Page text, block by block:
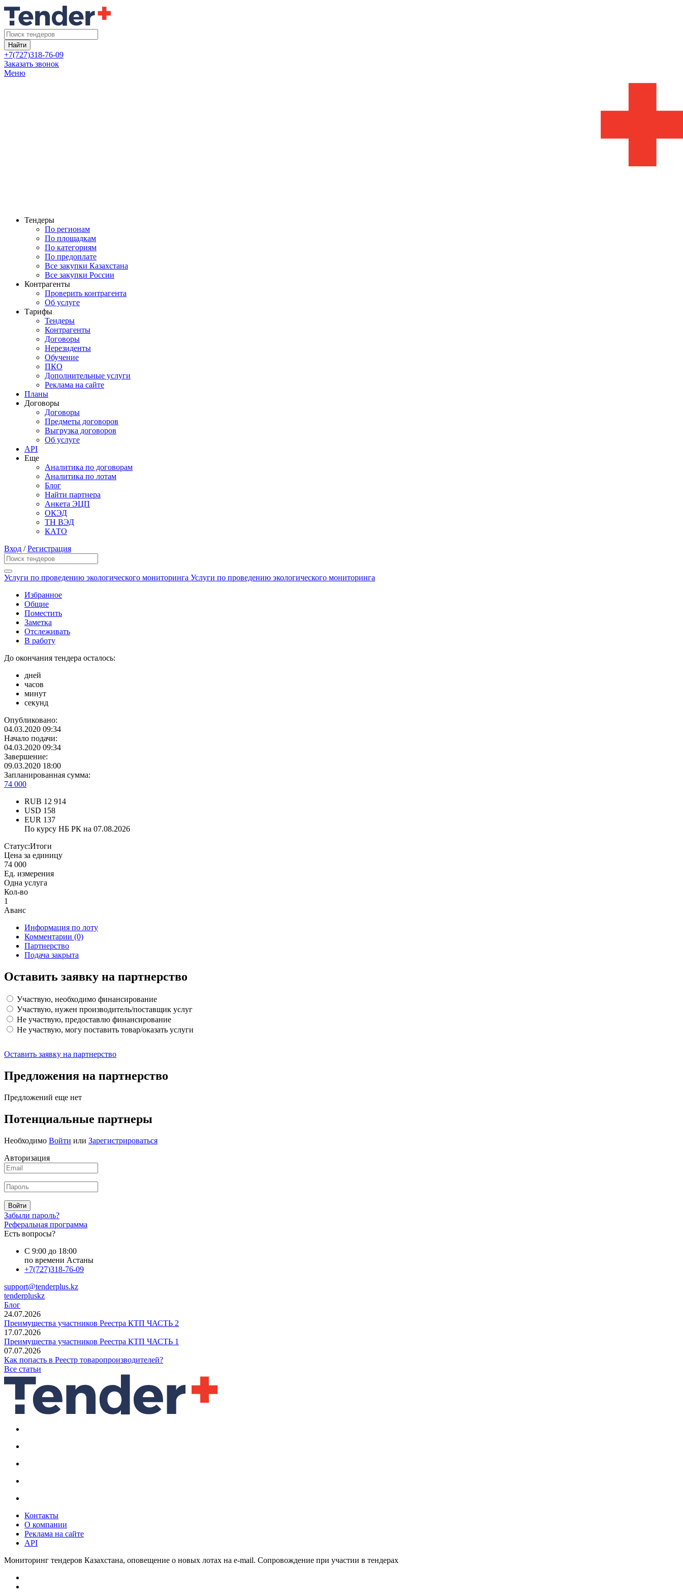
Найти
+7(727)318-76-09
Заказать звонок
Меню
Тендеры
По регионам
По площадкам
По категориям
По предоплате
Все закупки Казахстана
Все закупки России
Контрагенты
Проверить контрагента
Об услуге
Тарифы
Тендеры
Контрагенты
Договоры
Нерезиденты
Обучение
ПКО
Дополнительные услуги
Реклама на сайте
Планы
Договоры
Договоры
Предметы договоров
Выгрузка договоров
Об услуге
API
Еще
Аналитика по договорам
Аналитика по лотам
Блог
Найти партнера
Анкета ЭЦП
ОКЭД
ТН ВЭД
КАТО
Вход /Регистрация
Услуги по проведению экологического мониторинга Услуги по проведению экологического мониторинга
Избранное
Общие
Поместить
Заметка
Отслеживать
В работу
До окончания тендера осталось:
дней
часов
минут
секунд
Опубликовано:
04.03.2020 09:34
Начало подачи:
04.03.2020 09:34
Завершение:
09.03.2020 18:00
Запланированная сумма:
74 000
RUB 12 914
USD 158
EUR 137
По курсу НБ РК на 07.08.2026
Статус:Итоги
Цена за единицу
74 000
Ед. измерения
Одна услуга
Кол-во
1
Аванс
Информация по лоту
Комментарии (0)
Партнерство
Подача закрыта
Оставить заявку на партнерство
Участвую, необходимо финансирование
Участвую, нужен производитель/поставщик услуг
Не участвую, предоставлю финансирование
Не участвую, могу поставить товар/оказать услуги
Оставить заявку на партнерство
Предложения на партнерство
Предложений еще нет
Потенциальные партнеры
Необходимо Войти или Зарегистрироваться
Авторизация
Войти
Забыли пароль?
Реферальная программа
Есть вопросы?
С 9:00 до 18:00
по времени Астаны
+7(727)318-76-09
support@tenderplus.kz
tenderpluskz
Блог
24.07.2026
Преимущества участников Реестра КТП ЧАСТЬ 2
17.07.2026
Преимущества участников Реестра КТП ЧАСТЬ 1
07.07.2026
Как попасть в Реестр товаропроизводителей?
Все статьи
Контакты
О компании
Реклама на сайте
API
Мониторинг тендеров Казахстана, оповещение о новых лотах на e-mail. Сопровождение при участии в тендерах